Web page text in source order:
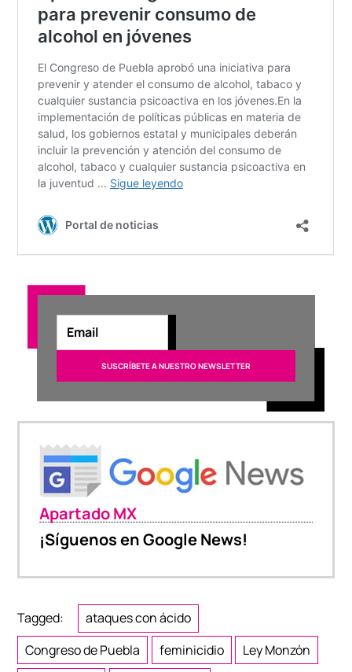
Apartado MX
¡Síguenos en Google News!
Tagged:
ataques con ácido
Congreso de Puebla
feminicidio
Ley Monzón